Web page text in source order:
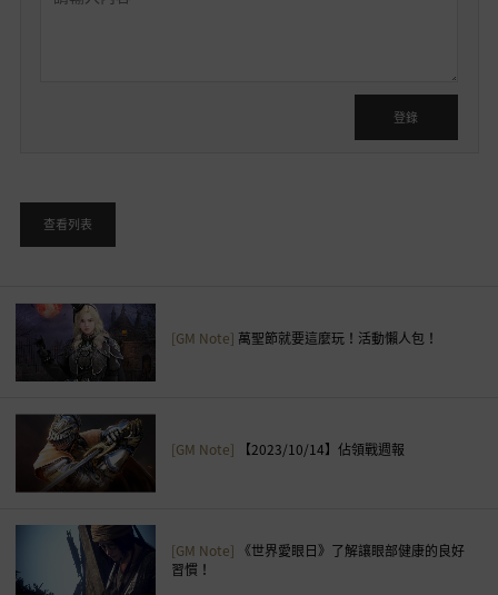
前
頁
登錄
查看列表
[GM Note] 萬聖節就要這麼玩！活動懶人包！
[GM Note] 【2023/10/14】佔領戰週報
[GM Note] 《世界愛眼日》了解讓眼部健康的良好
習慣！